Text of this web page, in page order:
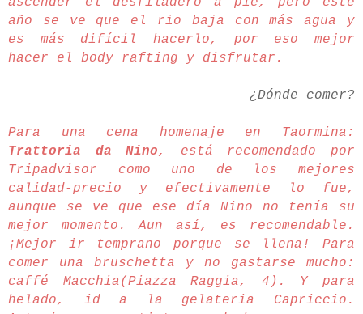
año se ve que el rio baja con más agua y
es más difícil hacerlo, por eso mejor
hacer el body rafting y disfrutar.
¿Dónde comer?
Para una cena homenaje en Taormina:
Trattoria da Nino, está recomendado por
Tripadvisor como uno de los mejores
calidad-precio y efectivamente lo fue,
aunque se ve que ese día Nino no tenía su
mejor momento. Aun así, es recomendable.
¡Mejor ir temprano porque se llena! Para
comer una bruschetta y no gastarse mucho:
caffé Macchia(Piazza Raggia, 4). Y para
helado, id a la gelateria Capriccio.